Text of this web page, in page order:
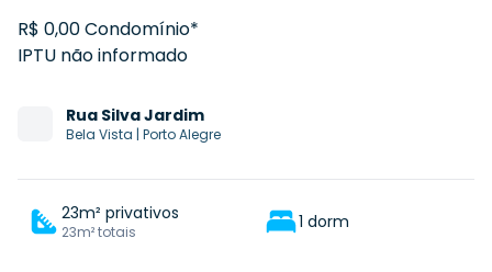
R$ 0,00 Condomínio*
IPTU não informado
Rua Silva Jardim
Bela Vista | Porto Alegre
23m² privativos
23m² totais 1 dorm